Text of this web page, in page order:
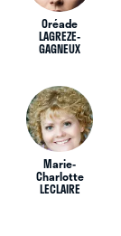
Oréade
LAGREZE-
GAGNEUX
Marie-
Charlotte
LECLAIRE